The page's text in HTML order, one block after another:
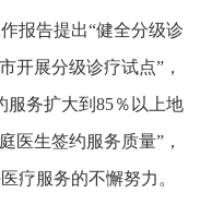
报告提出“健全分级诊
开展分级诊疗试点”，
服务扩大到85％以上地
医生签约服务质量”，
疗服务的不懈努力。